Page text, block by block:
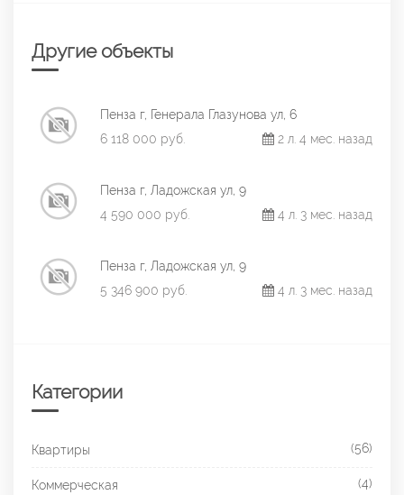
Другие объекты
Пенза г, Генерала Глазунова ул, 6
6 118 000 руб.
2 л. 4 мес. назад
Пенза г, Ладожская ул, 9
4 590 000 руб.
4 л. 3 мес. назад
Пенза г, Ладожская ул, 9
5 346 900 руб.
4 л. 3 мес. назад
Категории
Квартиры (56)
Коммерческая (4)